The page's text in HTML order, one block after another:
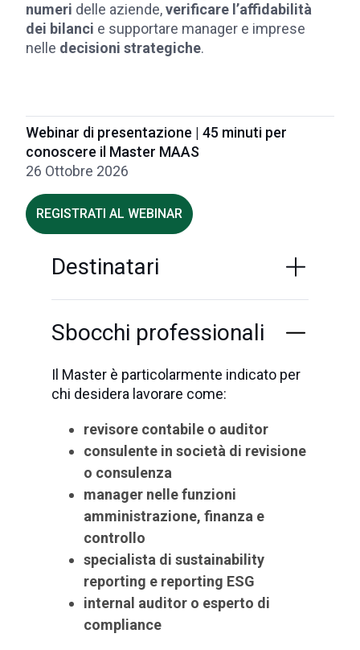
numeri delle aziende,verificare l’affidabilità
dei bilanci e supportare manager e imprese
nelle decisioni strategiche.
Webinar di presentazione | 45 minuti per
conoscere il Master MAAS
26 Ottobre 2026
REGISTRATI AL WEBINAR
Destinatari
Sbocchi professionali
Il Master è particolarmente indicato per
chi desidera lavorare come:
revisore contabile o auditor
consulente in società di revisione
o consulenza
manager nelle funzioni
amministrazione, finanza e
controllo
specialista di sustainability
reporting e reporting ESG
internal auditor o esperto di
compliance